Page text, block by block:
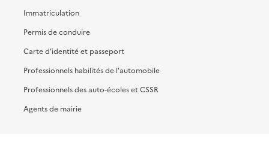
Immatriculation
Permis de conduire
Carte d'identité et passeport
Professionnels habilités de l'automobile
Professionnels des auto-écoles et CSSR
Agents de mairie